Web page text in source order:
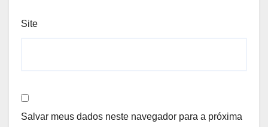
Site
Salvar meus dados neste navegador para a próxima